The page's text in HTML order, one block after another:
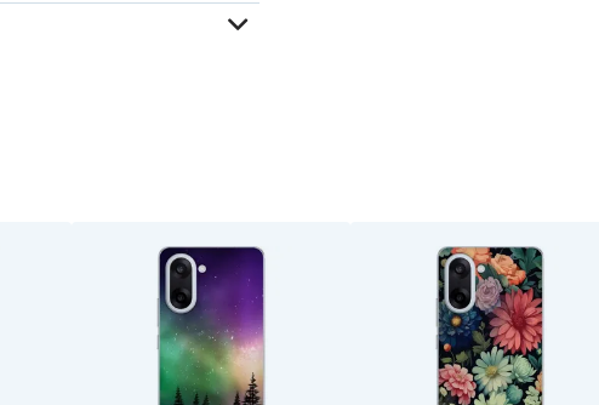
syystä. Korkealaatuinen ja
valinta
ja suojaamaan
suojan kaikille reunoille,
joka luo ylellisyyden ja